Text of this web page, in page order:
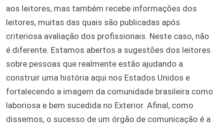
aos leitores, mas também recebe informações dos
leitores, muitas das quais são publicadas após
criteriosa avaliação dos profissionais. Neste caso, não
é diferente. Estamos abertos a sugestões dos leitores
sobre pessoas que realmente estão ajudando a
construir uma história aqui nos Estados Unidos e
fortalecendo a imagem da comunidade brasileira como
laboriosa e bem sucedida no Exterior. Afinal, como
dissemos, o sucesso de um órgão de comunicação é a